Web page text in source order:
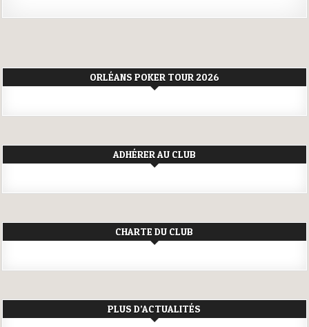
ORLÉANS POKER TOUR 2026
ADHÉRER AU CLUB
CHARTE DU CLUB
PLUS D’ACTUALITÉS